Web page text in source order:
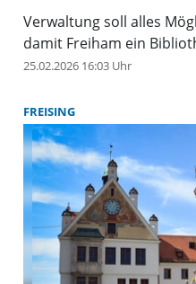
Verwaltung soll alles
damit Freiham ein
25.02.2026 16:03 Uhr
FREISING